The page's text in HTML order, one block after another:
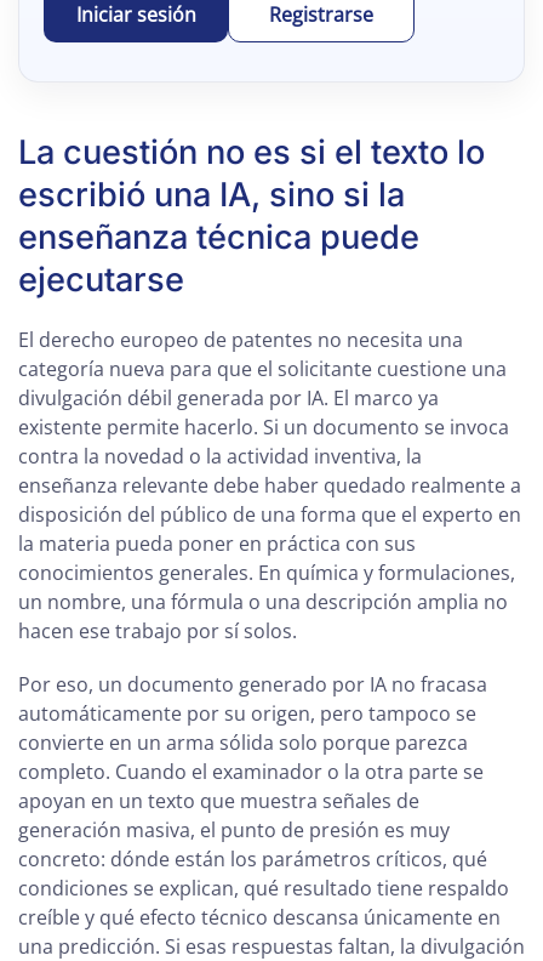
Iniciar sesión Registrarse
La cuestión no es si el texto lo
escribió una IA, sino si la
enseñanza técnica puede
ejecutarse
El derecho europeo de patentes no necesita una
categoría nueva para que el solicitante cuestione una
divulgación débil generada por IA. El marco ya
existente permite hacerlo. Si un documento se invoca
contra la novedad o la actividad inventiva, la
enseñanza relevante debe haber quedado realmente a
disposición del público de una forma que el experto en
la materia pueda poner en práctica con sus
conocimientos generales. En química y formulaciones,
un nombre, una fórmula o una descripción amplia no
hacen ese trabajo por sí solos.
Por eso, un documento generado por IA no fracasa
automáticamente por su origen, pero tampoco se
convierte en un arma sólida solo porque parezca
completo. Cuando el examinador o la otra parte se
apoyan en un texto que muestra señales de
generación masiva, el punto de presión es muy
concreto: dónde están los parámetros críticos, qué
condiciones se explican, qué resultado tiene respaldo
creíble y qué efecto técnico descansa únicamente en
una predicción. Si esas respuestas faltan, la divulgación